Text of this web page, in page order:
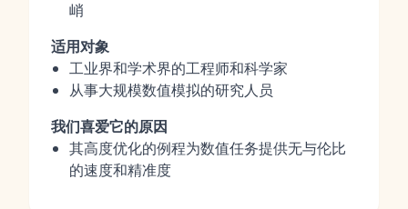
峭
适用对象
工业界和学术界的工程师和科学家
从事大规模数值模拟的研究人员
我们喜爱它的原因
其高度优化的例程为数值任务提供无与伦比
的速度和精准度